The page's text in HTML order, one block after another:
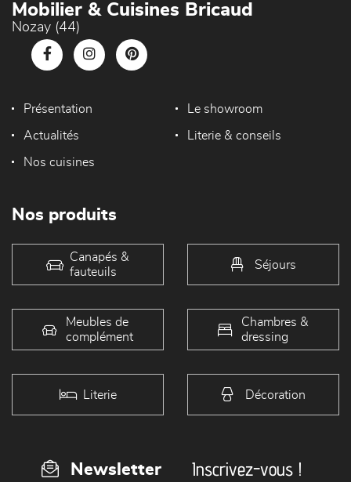
Mobilier & Cuisines Bricaud
Nozay (44)
Présentation Le showroom
Actualités Literie & conseils
Nos cuisines
Nos produits
Canapés &
fauteuils
Séjours
Meubles de
complément
Chambres &
dressing
Literie Décoration
Newsletter Inscrivez-vous !